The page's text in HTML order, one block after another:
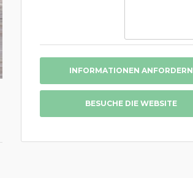
INFORMATIONEN ANFORDERN
BESUCHE DIE WEBSITE